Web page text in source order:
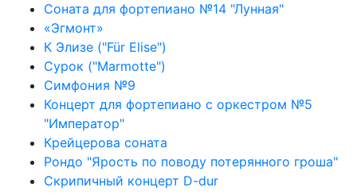
Соната для фортепиано №14 "Лунная"
«Эгмонт»
К Элизе ("Für Elise")
Сурок ("Marmotte")
Симфония №9
Концерт для фортепиано с оркестром №5
"Император"
Крейцерова соната
Рондо "Ярость по поводу потерянного гроша"
Скрипичный концерт D-dur